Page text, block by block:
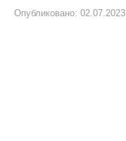
Опубликовано: 02.07.2023